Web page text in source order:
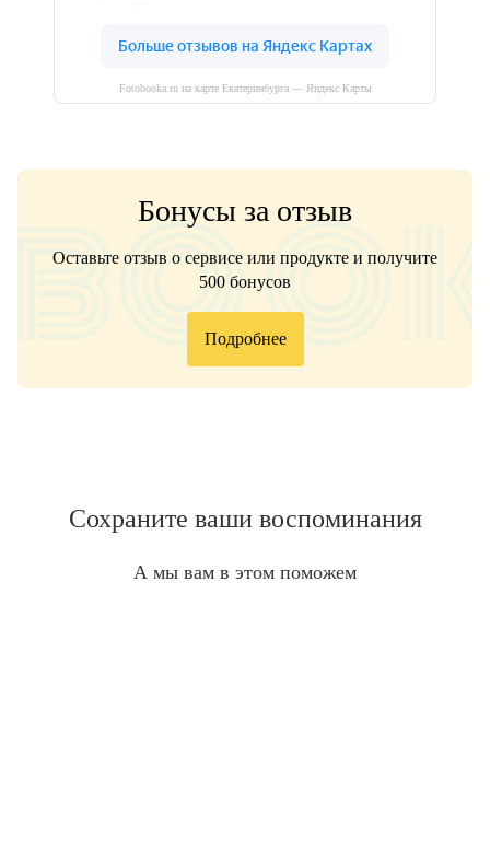
Fotobooka.ru на карте Екатеринбурга — Яндекс Карты
Бонусы за отзыв
Оставьте отзыв о сервисе или продукте и получите
500 бонусов
Подробнее
Сохраните ваши воспоминания
А мы вам в этом поможем